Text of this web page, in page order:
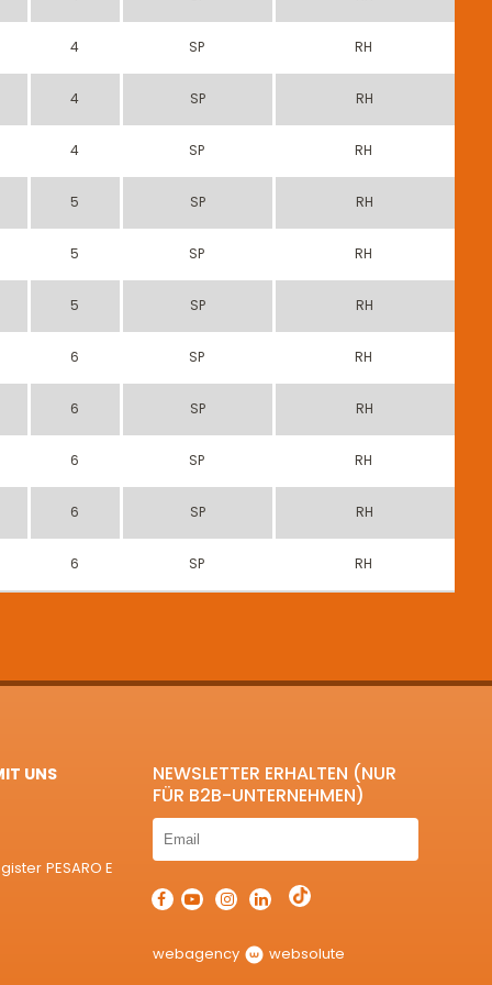
4 SP RH
4 SP RH
4 SP RH
5 SP RH
5 SP RH
5 SP RH
6 SP RH
6 SP RH
6 SP RH
6 SP RH
6 SP RH
UNS
PESARO E
NEWSLETTER ERHALTEN (NUR
FÜR B2B-UNTERNEHMEN)
webagency websolute